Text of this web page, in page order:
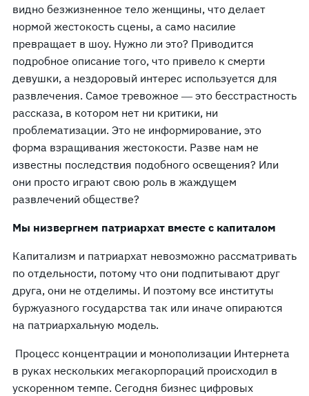
видно безжизненное тело женщины, что делает
нормой жестокость сцены, а само насилие
превращает в шоу. Нужно ли это? Приводится
подробное описание того, что привело к смерти
девушки, а нездоровый интерес используется для
развлечения. Самое тревожное ― это бесстрастность
рассказа, в котором нет ни критики, ни
проблематизации. Это не информирование, это
форма взращивания жестокости. Разве нам не
известны последствия подобного освещения? Или
они просто играют свою роль в жаждущем
развлечений обществе?
Мы низвергнем патриархат вместе с капиталом
Капитализм и патриархат невозможно рассматривать
по отдельности, потому что они подпитывают друг
друга, они не отделимы. И поэтому все институты
буржуазного государства так или иначе опираются
на патриархальную модель.
Процесс концентрации и монополизации Интернета
в руках нескольких мегакорпораций происходил в
ускоренном темпе. Сегодня бизнес цифровых